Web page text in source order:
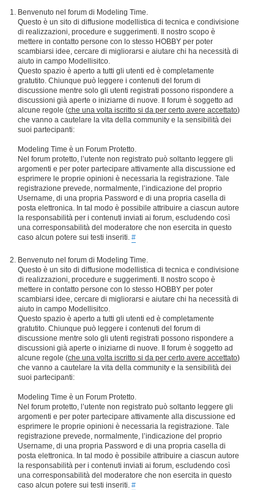
Benvenuto nel forum di Modeling Time.
Questo è un sito di diffusione modellistica di tecnica e condivisione
di realizzazioni, procedure e suggerimenti. Il nostro scopo è
mettere in contatto persone con lo stesso HOBBY per poter
scambiarsi idee, cercare di migliorarsi e aiutare chi ha necessità di
aiuto in campo Modellisitco.
Questo spazio è aperto a tutti gli utenti ed è completamente
gratutito. Chiunque può leggere i contenuti del forum di
discussione mentre solo gli utenti registrati possono rispondere a
discussioni già aperte o iniziarne di nuove. Il forum è soggetto ad
alcune regole (che una volta iscritto si da per certo avere accettato)
che vanno a cautelare la vita della community e la sensibilità dei
suoi partecipanti:
Modeling Time è un Forum Protetto.
Nel forum protetto, l’utente non registrato può soltanto leggere gli
argomenti e per poter partecipare attivamente alla discussione ed
esprimere le proprie opinioni è necessaria la registrazione. Tale
registrazione prevede, normalmente, l’indicazione del proprio
Username, di una propria Password e di una propria casella di
posta elettronica. In tal modo è possibile attribuire a ciascun autore
la responsabilità per i contenuti inviati ai forum, escludendo così
una corresponsabilità del moderatore che non esercita in questo
caso alcun potere sui testi inseriti. #
Benvenuto nel forum di Modeling Time.
Questo è un sito di diffusione modellistica di tecnica e condivisione
di realizzazioni, procedure e suggerimenti. Il nostro scopo è
mettere in contatto persone con lo stesso HOBBY per poter
scambiarsi idee, cercare di migliorarsi e aiutare chi ha necessità di
aiuto in campo Modellisitco.
Questo spazio è aperto a tutti gli utenti ed è completamente
gratutito. Chiunque può leggere i contenuti del forum di
discussione mentre solo gli utenti registrati possono rispondere a
discussioni già aperte o iniziarne di nuove. Il forum è soggetto ad
alcune regole (che una volta iscritto si da per certo avere accettato)
che vanno a cautelare la vita della community e la sensibilità dei
suoi partecipanti:
Modeling Time è un Forum Protetto.
Nel forum protetto, l’utente non registrato può soltanto leggere gli
argomenti e per poter partecipare attivamente alla discussione ed
esprimere le proprie opinioni è necessaria la registrazione. Tale
registrazione prevede, normalmente, l’indicazione del proprio
Username, di una propria Password e di una propria casella di
posta elettronica. In tal modo è possibile attribuire a ciascun autore
la responsabilità per i contenuti inviati ai forum, escludendo così
una corresponsabilità del moderatore che non esercita in questo
caso alcun potere sui testi inseriti. #